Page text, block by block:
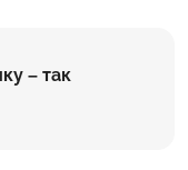
– так